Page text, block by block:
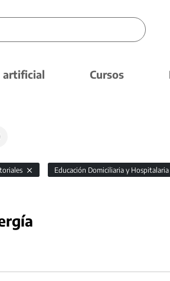
artificial Cursos
Educación Domiciliaria y Hospitalaria